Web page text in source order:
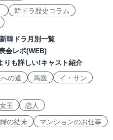
韓ドラ歴史コラム
韓ドラ月別一覧
会レポ(WEB)
りも詳しい!キャスト紹介
の道 馬医
イ・サン
王 恋人
の結末
マンションのお仕事